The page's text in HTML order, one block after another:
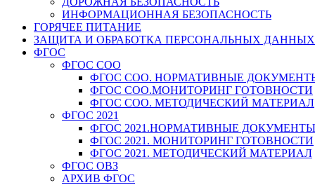
ИНФОРМАЦИОННАЯ БЕЗОПАСНОСТЬ
ГОРЯЧЕЕ ПИТАНИЕ
ЗАЩИТА И ОБРАБОТКА ПЕРСОНАЛЬНЫХ ДАННЫХ
ФГОС
ФГОС СОО
ФГОС СОО. НОРМАТИВНЫЕ
ФГОС СОО.МОНИТОРИНГ ГОТОВНОСТИ
ФГОС СОО. МЕТОДИЧЕСКИЙ МАТЕРИАЛ
ФГОС 2021
ФГОС 2021.НОРМАТИВНЫЕ ДОКУМЕНТЫ
ФГОС 2021. МОНИТОРИНГ ГОТОВНОСТИ
ФГОС 2021. МЕТОДИЧЕСКИЙ МАТЕРИАЛ
ФГОС ОВЗ
АРХИВ ФГОС